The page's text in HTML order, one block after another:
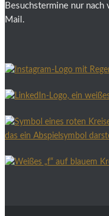
Besuchstermine nur
Mail.